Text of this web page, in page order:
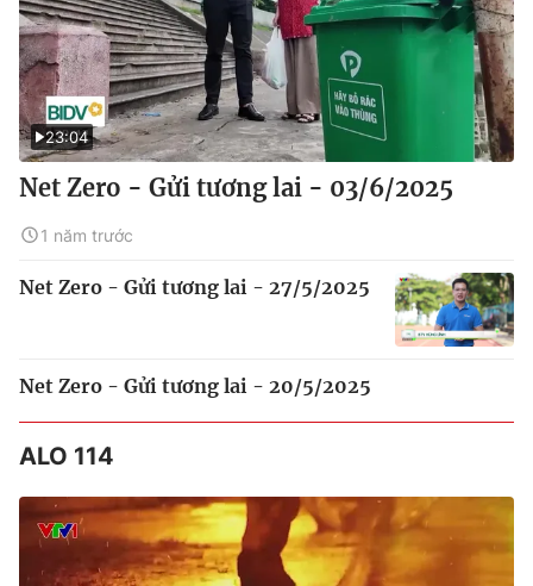
23:04
Net Zero - Gửi tương lai - 03/6/2025
1 năm trước
Net Zero - Gửi tương lai - 27/5/2025
Net Zero - Gửi tương lai - 20/5/2025
ALO 114